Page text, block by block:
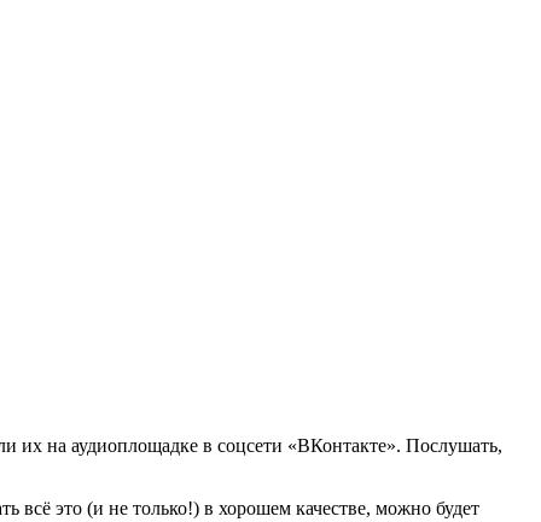
их на аудиоплощадке в соцсети «ВКонтакте». Послушать,
всё это (и не только!) в хорошем качестве, можно будет